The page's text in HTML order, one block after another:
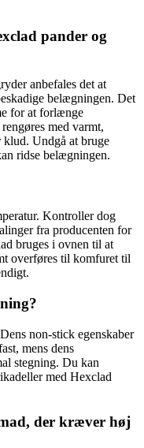
pander og
anbefales det at
belægningen. Det
for at forlænge
med varmt,
Undgå at bruge
ridse belægningen.
Kontroller dog
fra producenten for
bruges i ovnen til at
overføres til komfuret til
non-stick egenskaber
mens dens
stegning. Du kan
med Hexclad
der kræver høj